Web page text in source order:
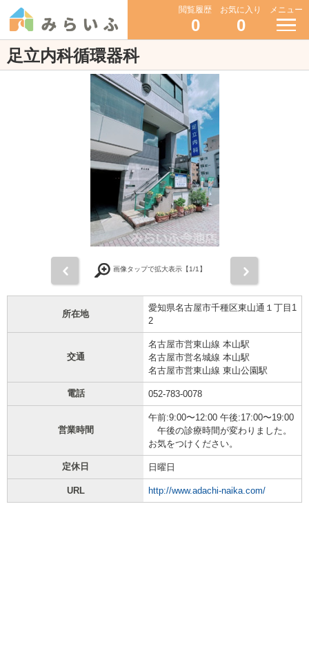
閲覧履歴
0
お気に入り
0
メニュー
足立内科循環器科
画像タップで拡大表示【1/1】
所在地
愛知県名古屋市千種区東山通１丁目1
2
交通
名古屋市営東山線 本山駅
名古屋市営名城線 本山駅
名古屋市営東山線 東山公園駅
電話 052-783-0078
営業時間
午前:9:00〜12:00 午後:17:00〜19:00
午後の診療時間が変わりました。
お気をつけください。
定休日 日曜日
URL http://www.adachi-naika.com/